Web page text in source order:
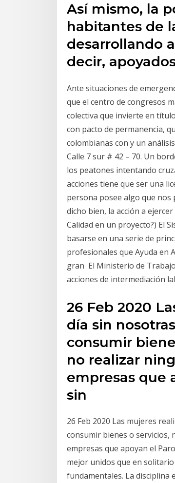
Así mismo, la
habitantes de
desarrollando
decir,
Ante situaciones de
que el centro de congresos
colectiva que invierte en
con pacto de permanencia,
colombianas con y un
Calle 7 sur # 42 – 70. Un
los peatones intentando
acciones tiene que ser una
persona posee algo que
dicho bien, la acción a
Calidad en un proyecto?) El
basarse en una serie de
profesionales que Ayuda en
gran El Ministerio de
acciones de intermediación
26 Feb 2020
día sin
consumir
no realizar
empresas que
sin
26 Feb 2020 Las mujeres
consumir bienes o servicios,
empresas que apoyan el
mejor unidos que en
fundamentales. La disciplina